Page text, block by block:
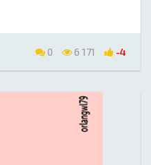
0 6 171 -4